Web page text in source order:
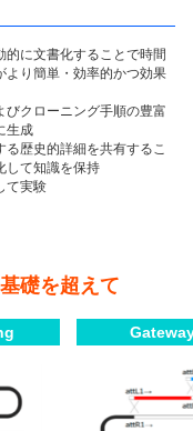
的に文書化することで時間
より簡単・効率的かつ効果
びクローニング手順の豊富
生成
る歴史的詳細を共有するこ
して知識を保持
て実験
礎を超えて